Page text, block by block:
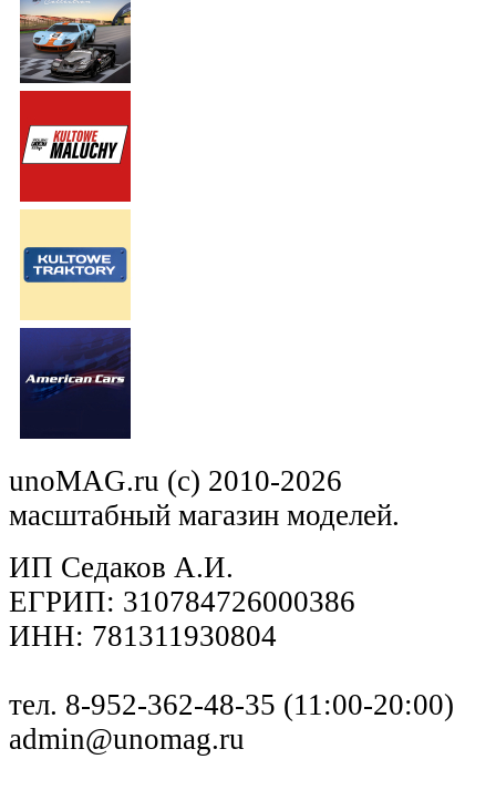
unoMAG.ru (c) 2010-2026
масштабный магазин моделей.
ИП Седаков А.И.
ЕГРИП: 310784726000386
ИНН: 781311930804
тел. 8-952-362-48-35 (11:00-20:00)
admin@unomag.ru